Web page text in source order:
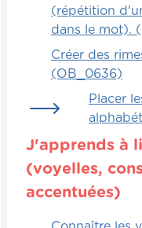
(répétition
dans le mot).
Créer des
(OB_0636)
Placer
J'apprends à
(voyelles,
accentuées)